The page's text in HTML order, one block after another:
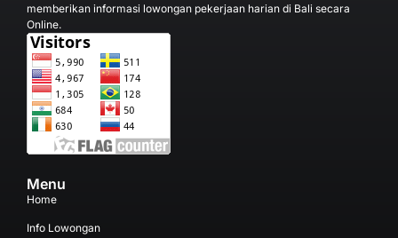
memberikan informasi lowongan pekerjaan harian di Bali secara
Online.
Menu
Home
Info Lowongan